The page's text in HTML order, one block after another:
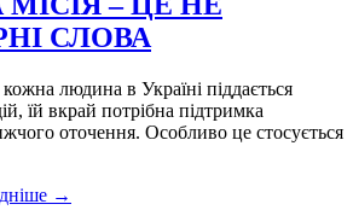
СЛОВА
людина в Україні піддається
їй вкрай потрібна підтримка
оточення. Особливо це стосується
→